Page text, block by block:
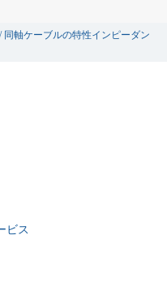
同軸ケーブルの特性インピーダン
ビス